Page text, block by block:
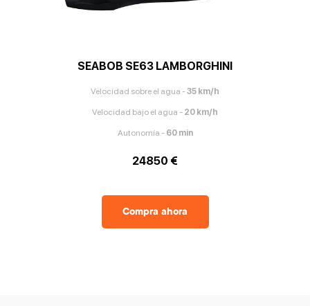
SEABOB SE63 LAMBORGHINI
Velocidad sobre el agua -35 km/h
Velocidad bajo el agua - 20 km/h
Autonomía - 60 min
24850 €
Compra ahora